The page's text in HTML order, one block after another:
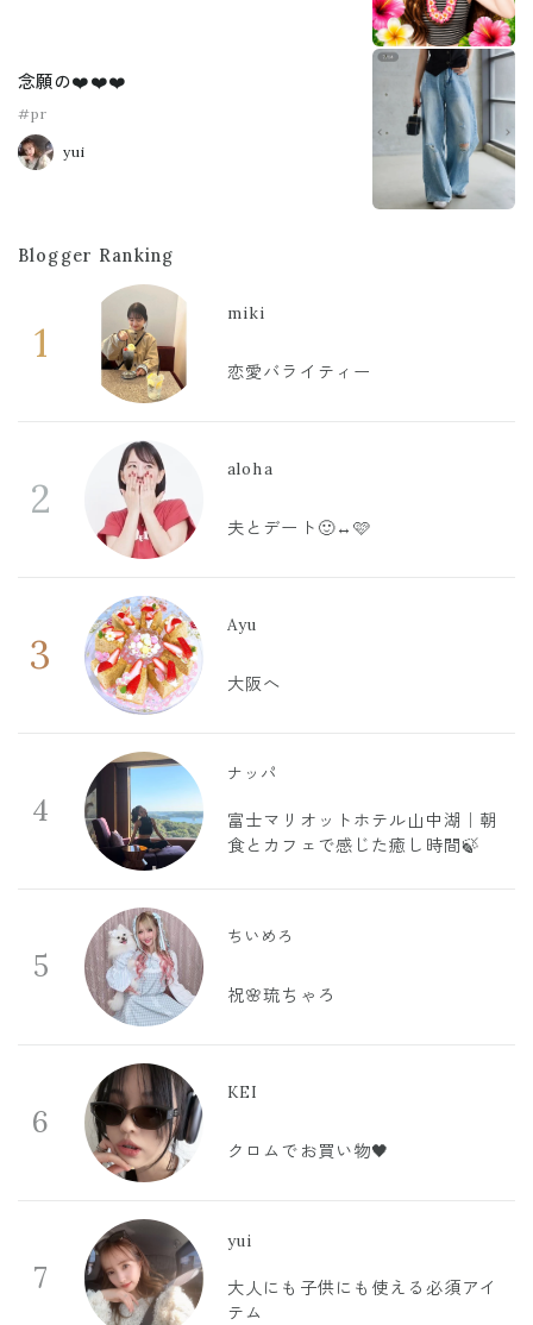
念願の❤️❤️❤️
#pr
yui
Blogger Ranking
1
miki
恋愛バライティー
2
aloha
夫とデート🙂‍↔️🩷
3
Ayu
大阪へ
4
ナッパ
富士マリオットホテル山中湖｜朝
食とカフェで感じた癒し時間🍃
5
ちいめろ
祝🌸琉ちゃろ
6
KEI
クロムでお買い物🖤
7
yui
大人にも子供にも使える必須アイ
テム